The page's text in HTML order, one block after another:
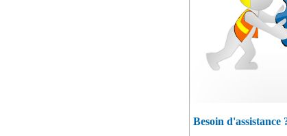
Besoin d'assistance